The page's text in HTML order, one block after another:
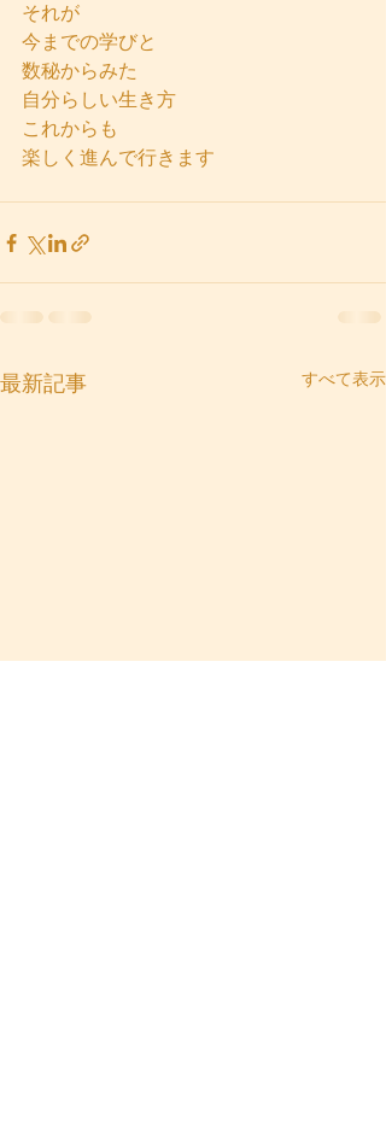
それが
今までの学びと
数秘からみた
自分らしい生き方
これからも
楽しく進んで行きます
最新記事 すべて表示